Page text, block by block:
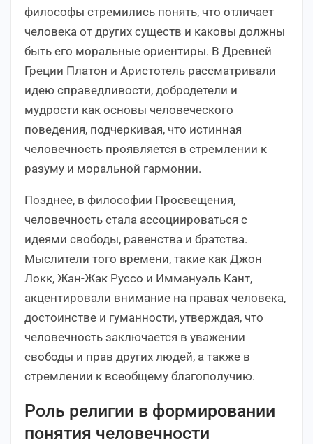
философы стремились понять, что отличает
человека от других существ и каковы должны
быть его моральные ориентиры. В Древней
Греции Платон и Аристотель рассматривали
идею справедливости, добродетели и
мудрости как основы человеческого
поведения, подчеркивая, что истинная
человечность проявляется в стремлении к
разуму и моральной гармонии.
Позднее, в философии Просвещения,
человечность стала ассоциироваться с
идеями свободы, равенства и братства.
Мыслители того времени, такие как Джон
Локк, Жан-Жак Руссо и Иммануэль Кант,
акцентировали внимание на правах человека,
достоинстве и гуманности, утверждая, что
человечность заключается в уважении
свободы и прав других людей, а также в
стремлении к всеобщему благополучию.
Роль религии в формировании
понятия человечности